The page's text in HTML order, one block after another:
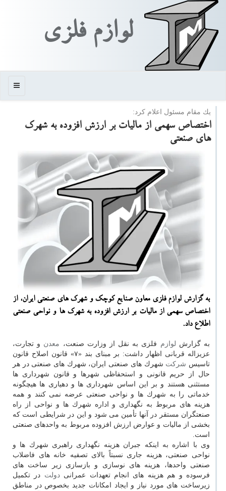
لوازم فلزی
منو
یك مقام مسئول اعلام كرد:
اختصاص سهمی از مالیات بر ارزش افزوده به شهرك
های صنعتی
به گزارش لوازم فلزی معاون صنایع كوچك و شهرك های صنعتی ایران، از
اختصاص سهمی از مالیات بر ارزش افزوده به شهرك ها و نواحی صنعتی
اطلاع داد.
به گزارش لوازم فلزی به نقل از وزارت صنعت، معدن و تجارت،
عزیزاله قربانی اظهار داشت: بر مبنای بند «۷» قانون اصلاح قانون
تاسیس شركت شهرك های صنعتی ایران، شهرك های صنعتی در هر
حال از حریم قانونی و استحفاظی شهرها و قانون شهرداری ها
مستثنی هستند و بر این اساس شهرداری ها و دهیاری ها هیچگونه
خدماتی را به شهرك ها و نواحی صنعتی عرضه نمی كنند و همه
هزینه های مربوط به نگهداری و اداره شهرك ها و نواحی از راه
صنعتگران مستقر در آنها تأمین می شود و این در شرایطی است كه
بخشی از مالیات و عوارض ارزش افزوده مربوط به واحدهای صنعتی
است.
وی با اشاره به اینكه جبران هزینه نگهداری راهبری شهرك ها و
نواحی صنعتی، هزینه جاری نسبتاً بالای تصفیه خانه های فاضلاب
صنعتی واحدها، هزینه های نوسازی و بازسازی زیر ساخت های
فرسوده و هم هزینه های انجام تعهدات عمرانیدولت در تكمیل
زیرساخت های مورد نیاز و ایجاد امكانات جدید بخصوص در مناطق